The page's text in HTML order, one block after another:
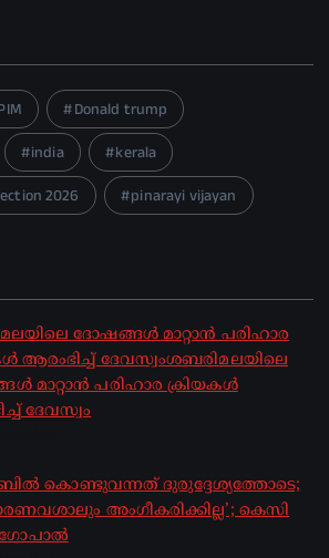
Donald trump
india
kerala
2026
pinarayi vijayan
ദോഷങ്ങൾ മാറ്റാൻ പരിഹാര
ആരംഭിച്ച് ദേവസ്വംശബരിമലയിലെ
മാറ്റാൻ പരിഹാര ക്രിയകൾ
ദേവസ്വം
ബിൽ കൊണ്ടുവന്നത് ദുരുദ്ദേശ്യത്തോടെ;
അം​ഗീകരിക്കില്ല’; കെസി